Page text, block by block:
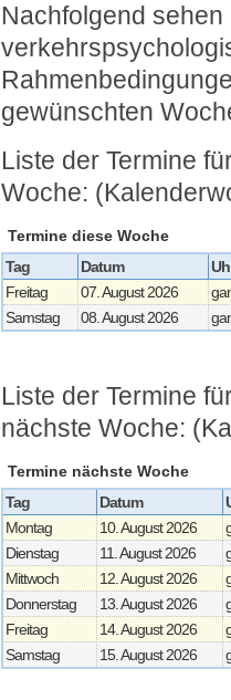
Nachfolgend
gewünschten
Liste der Termine
Woche:
Termine diese Woche
Tag
Datum
Freitag
07. August 2026
Samstag
08. August 2026
Liste der Termine
nächste Woche:
Termine nächste Woche
Tag
Datum
Montag
10. August 2026
Dienstag
11. August 2026
Mittwoch
12. August 2026
Donnerstag
13. August 2026
Freitag
14. August 2026
Samstag
15. August 2026